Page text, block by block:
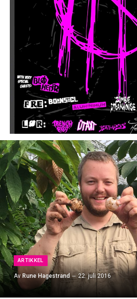
ARTIKKEL
Av Rune Hagestrand 22. juli 2016